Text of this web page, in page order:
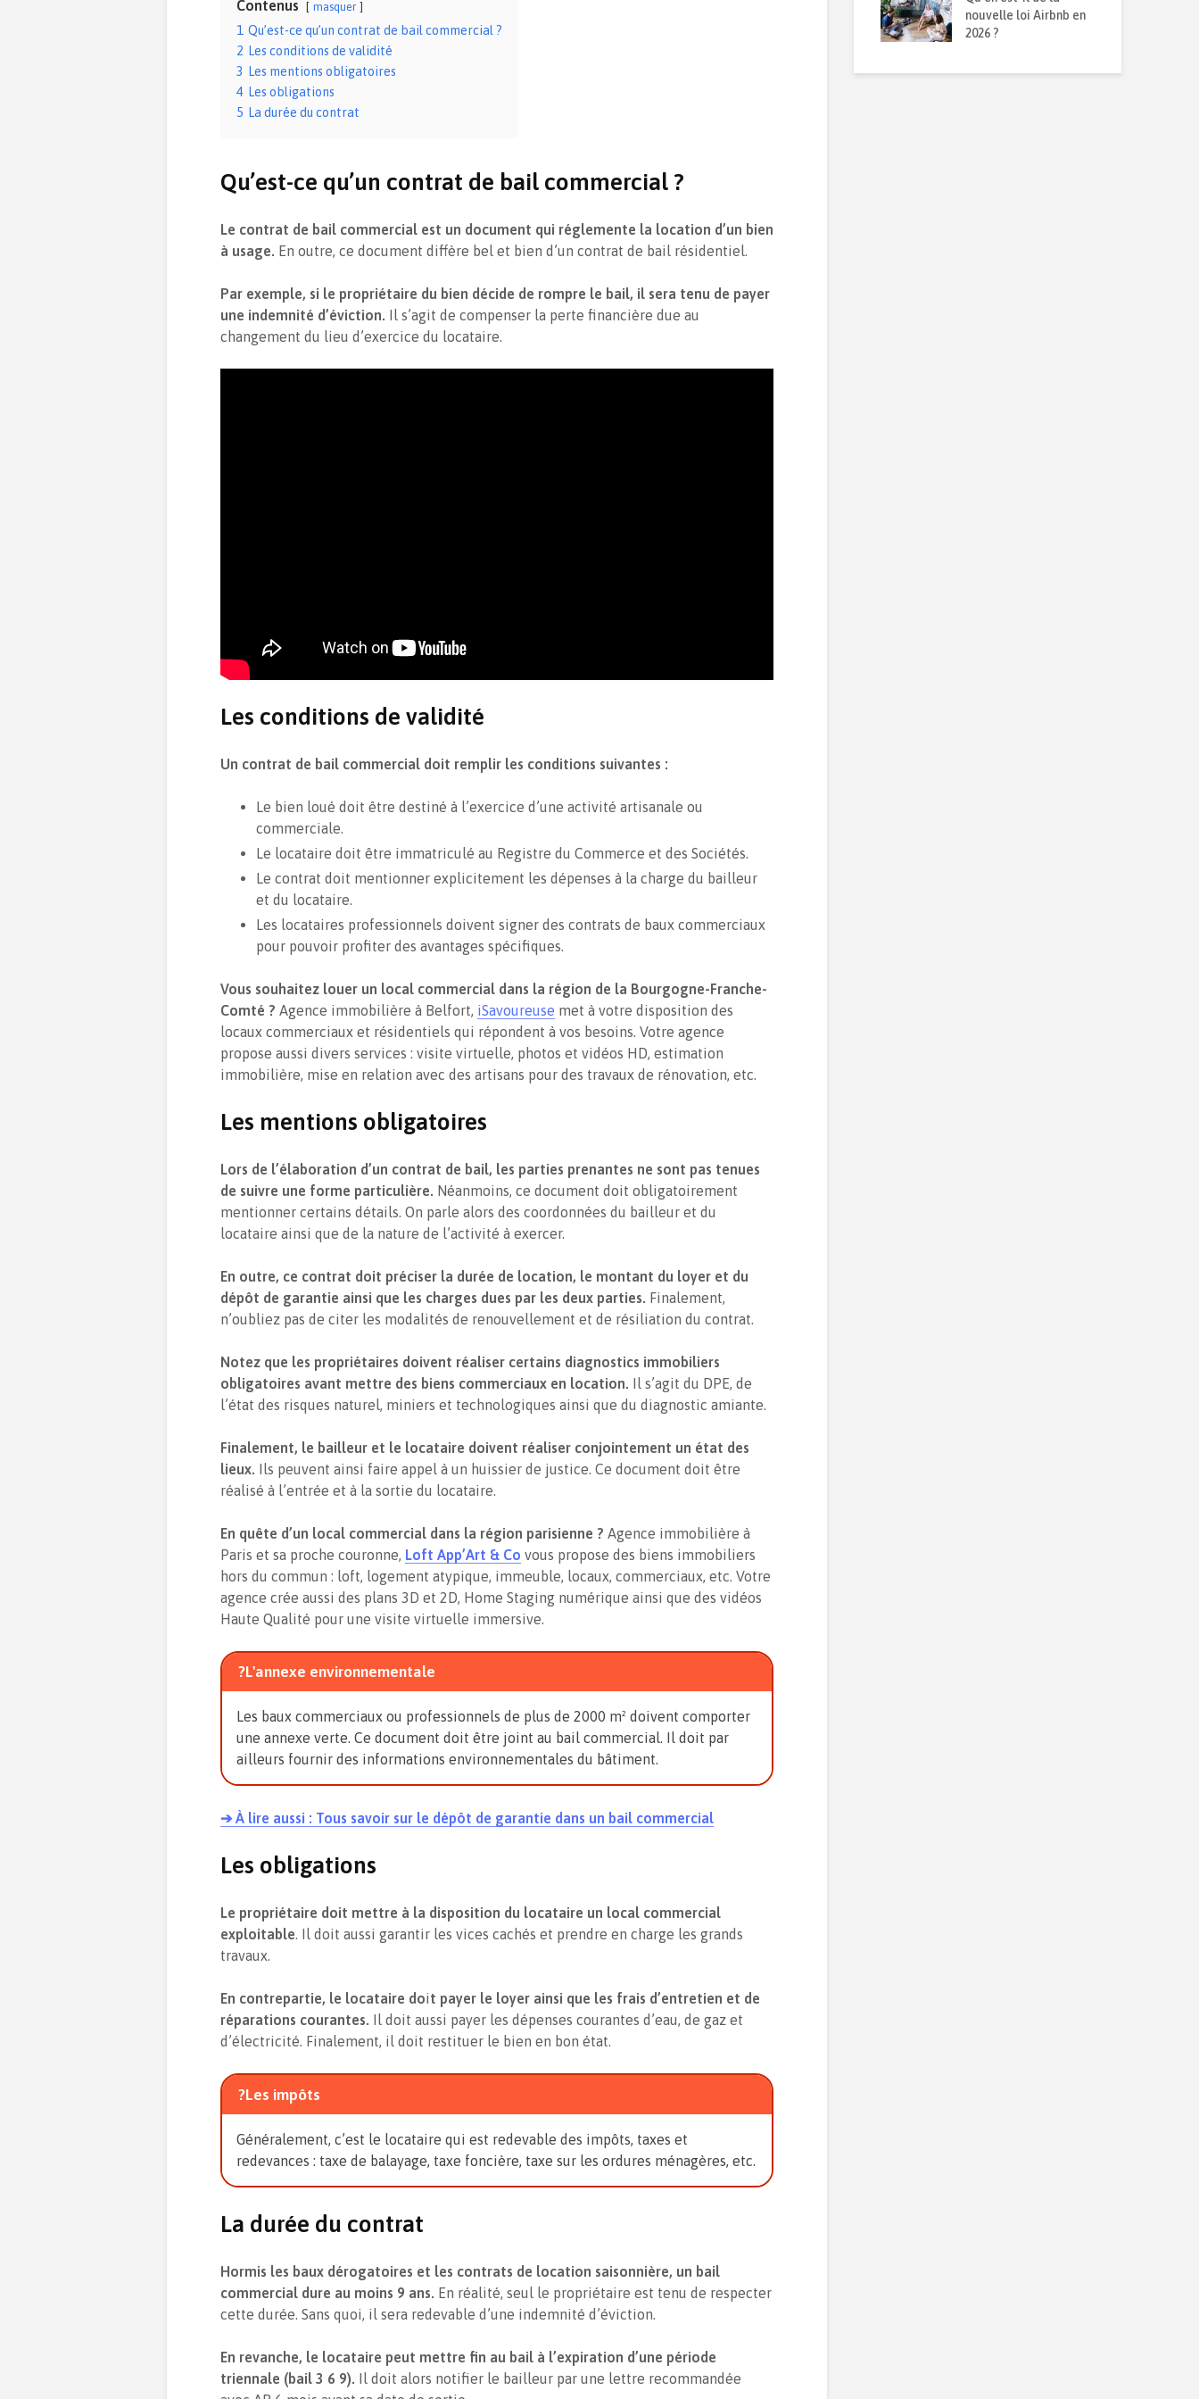
Contenus masquer
1 Qu’est-ce qu’un contrat de bail commercial ?
2 Les conditions de validité
3
Les mentions obligatoires
4 Les obligations
5 La durée du contrat
Qu’est-ce qu’un contrat de bail commercial ?
Le contrat de bail commercial est un document qui réglemente la location d’un bien
à usage. En outre, ce document diffère bel et bien d’un contrat de bail résidentiel.
Par exemple, si le propriétaire du bien décide de rompre le bail, il sera tenu de payer
une indemnité d’éviction. Il s’agit de compenser la perte financière due au
changement du lieu d’exercice du locataire.
Les conditions de validité
Un contrat de bail commercial doit remplir les conditions suivantes :
Le bien loué doit être destiné à l’exercice d’une activité artisanale ou
commerciale.
Le locataire doit être immatriculé au Registre du Commerce et des Sociétés.
Le contrat doit mentionner explicitement les dépenses à la charge du bailleur
et du locataire.
Les locataires professionnels doivent signer des contrats de baux commerciaux
pour pouvoir profiter des avantages spécifiques.
Vous souhaitez louer un local commercial dans la région de la Bourgogne-Franche-
Comté ? Agence immobilière à Belfort, iSavoureuse met à votre disposition des
locaux commerciaux et résidentiels qui répondent à vos besoins. Votre agence
propose aussi divers services : visite virtuelle, photos et vidéos HD, estimation
immobilière, mise en relation avec des artisans pour des travaux de rénovation, etc.
Les mentions obligatoires
Lors de l’élaboration d’un contrat de bail, les parties prenantes ne sont pas tenues
de suivre une forme particulière. Néanmoins, ce document doit obligatoirement
mentionner certains détails. On parle alors des coordonnées du bailleur et du
locataire ainsi que de la nature de l’activité à exercer.
En outre, ce contrat doit préciser la durée de location, le montant du loyer et du
dépôt de garantie ainsi que les charges dues par les deux parties. Finalement,
n’oubliez pas de citer les modalités de renouvellement et de résiliation du contrat.
Notez que les propriétaires doivent réaliser certains diagnostics immobiliers
obligatoires avant mettre des biens commerciaux en location. Il s’agit du DPE, de
l’état des risques naturel, miniers et technologiques ainsi que du diagnostic amiante.
Finalement, le bailleur et le locataire doivent réaliser conjointement un état des
lieux. Ils peuvent ainsi faire appel à un huissier de justice. Ce document doit être
réalisé à l’entrée et à la sortie du locataire.
En quête d’un local commercial dans la région parisienne ? Agence immobilière à
Paris et sa proche couronne, Loft App’Art & Co vous propose des biens immobiliers
hors du commun : loft, logement atypique, immeuble, locaux, commerciaux, etc. Votre
agence crée aussi des plans 3D et 2D, Home Staging numérique ainsi que des vidéos
Haute Qualité pour une visite virtuelle immersive.
?L'annexe environnementale
Les baux commerciaux ou professionnels de plus de 2000 m² doivent comporter
une annexe verte. Ce document doit être joint au bail commercial. Il doit par
ailleurs fournir des informations environnementales du bâtiment.
➔ À lire aussi : Tous savoir sur le dépôt de garantie dans un bail commercial
Les obligations
Le propriétaire doit mettre à la disposition du locataire un local commercial
exploitable. Il doit aussi garantir les vices cachés et prendre en charge les grands
travaux.
En contrepartie, le locataire doit payer le loyer ainsi que les frais d’entretien et de
réparations courantes. Il doit aussi payer les dépenses courantes d’eau, de gaz et
d’électricité. Finalement, il doit restituer le bien en bon état.
?Les impôts
Généralement, c’est le locataire qui est redevable des impôts, taxes et
redevances : taxe de balayage, taxe foncière, taxe sur les ordures ménagères, etc.
La durée du contrat
Hormis les baux dérogatoires et les contrats de location saisonnière, un bail
commercial dure au moins 9 ans. En réalité, seul le propriétaire est tenu de respecter
cette durée. Sans quoi, il sera redevable d’une indemnité d’éviction.
En revanche, le locataire peut mettre fin au bail à l’expiration d’une période
triennale (bail 3 6 9). Il doit alors notifier le bailleur par une lettre recommandée
nouvelle loi Airbnb en
2026 ?